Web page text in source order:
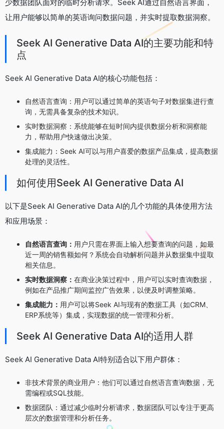
少数据团队面对的临时分析请求。Seek AI通过自然语言界面，
让用户能够以简单的英语询问数据问题，并实时提取数据洞察。
Seek AI Generative Data AI的主要功能和特
点
Seek AI Generative Data AI的核心功能包括：
自然语言查询：用户可以通过简单的英语句子对数据集进行查
询，无需具备复杂的技术知识。
实时数据洞察：系统能够在短时间内提供数据分析和洞察能
力，帮助用户快速做出决策。
集成能力：Seek AI可以与用户喜爱的数据产品集成，提高数据
处理的灵活性。
如何使用Seek AI Generative Data AI
以下是Seek AI Generative Data AI的几个功能的具体使用方法
和应用场景：
自然语言查询： 用户只需在界面上输入想要查询的问题，如最
近一周的销售额如何？系统会自动解析问题并从数据集中提取
相关信息。
实时数据洞察： 在商业决策过程中，用户可以实时查询数据，
例如在产品推广期间监控广告效果，以便及时调整策略。
集成能力： 用户可以将Seek AI与现有的数据工具（如CRM、
ERP系统等）集成，实现数据的统一管理和分析。
Seek AI Generative Data AI的适用人群
Seek AI Generative Data AI特别适合以下用户群体：
非技术背景的商业用户：他们可以通过自然语言查询数据，无
需编程或SQL技能。
数据团队：通过减少临时分析请求，数据团队可以专注于更高
层次的数据管理和分析任务。